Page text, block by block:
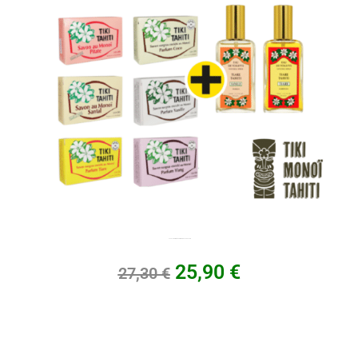
27,30€ 25,90 €